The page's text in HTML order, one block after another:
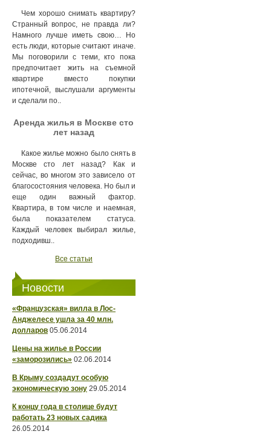
Чем хорошо снимать квартиру?
Странный вопрос, не правда ли?
Намного лучше иметь свою… Но
есть люди, которые считают иначе.
Мы поговорили с теми, кто пока
предпочитает жить на съемной
квартире вместо покупки
ипотечной, выслушали аргументы
и сделали по..
Аренда жилья в Москве сто
лет назад
Какое жилье можно было снять в
Москве сто лет назад? Как и
сейчас, во многом это зависело от
благосостояния человека. Но был и
еще один важный фактор.
Квартира, в том числе и наемная,
была показателем статуса.
Каждый человек выбирал жилье,
подходивш..
Все статьи
Новости
«Французская» вилла в Лос-
Анджелесе ушла за 40 млн.
долларов 05.06.2014
Цены на жилье в России
«заморозились» 02.06.2014
В Крыму создадут особую
экономическую зону 29.05.2014
К концу года в столице будут
работать 23 новых садика
26.05.2014